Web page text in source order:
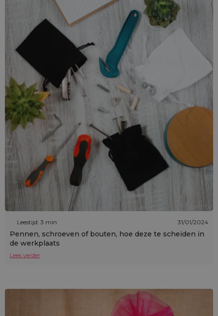
Leestijd: 3 min 31/01/2024
Pennen, schroeven of bouten, hoe deze te scheiden in
de werkplaats
Lees verder